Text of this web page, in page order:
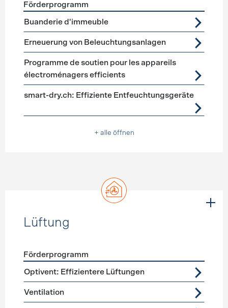
Förderprogramme Geräte, Beleuchtung
Förderprogramm
Buanderie d'immeuble
Erneuerung von Beleuchtungsanlagen
Programme de soutien pour les appareils
électroménagers efficients
smart-dry.ch: Effiziente Entfeuchtungsgeräte
+ alle öffnen
Lüftung
Förderprogramme Lüftung
Förderprogramm
Optivent: Effizientere Lüftungen
Ventilation